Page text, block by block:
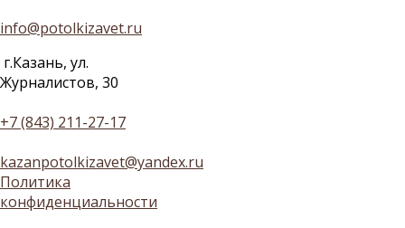
info@potolkizavet.ru
г.Казань, ул.
Журналистов, 30
+7 (843) 211-27-17
kazanpotolkizavet@yandex.ru
Политика
конфиденциальности